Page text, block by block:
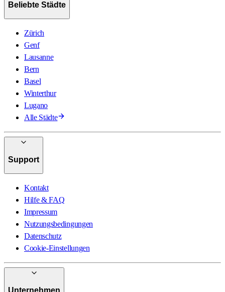
Beliebte Städte
Zürich
Genf
Lausanne
Bern
Basel
Winterthur
Lugano
Alle Städte
Support
Kontakt
Hilfe & FAQ
Impressum
Nutzungsbedingungen
Datenschutz
Cookie-Einstellungen